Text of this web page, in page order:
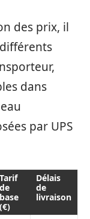
des prix, il
dans
par UPS
Tarif
de
base
(€)
Délais
de
livraison